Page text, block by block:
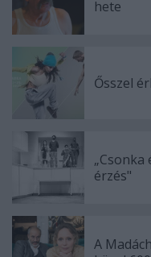
hete
Ősszel
érzés"
A